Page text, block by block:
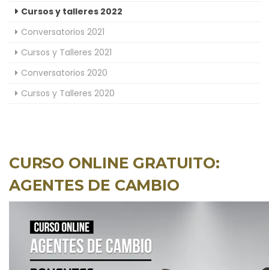
Cursos y talleres 2022
Conversatorios 2021
Cursos y Talleres 2021
Conversatorios 2020
Cursos y Talleres 2020
CURSO ONLINE GRATUITO:
AGENTES DE CAMBIO